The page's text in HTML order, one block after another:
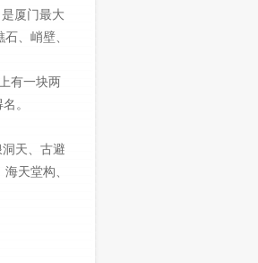
厦门最大
、峭壁、
有一块两
。
天、古避
天堂构、